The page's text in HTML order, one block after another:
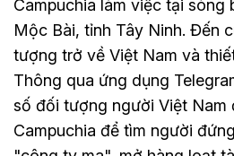
Campuchia làm việc tại sòng
Mộc Bài, tỉnh Tây Ninh. Đến
tượng trở về Việt Nam và
Thông qua ứng dụng
số đối tượng người Việt Nam
Campuchia để tìm người